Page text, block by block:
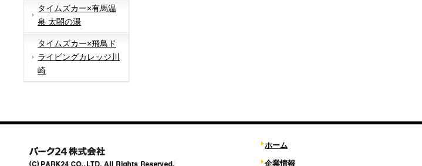
タイムズカー×有馬温
泉 太閤の湯
タイムズカー×飛鳥ド
ライビングカレッジ川
崎
ホーム
企業情報